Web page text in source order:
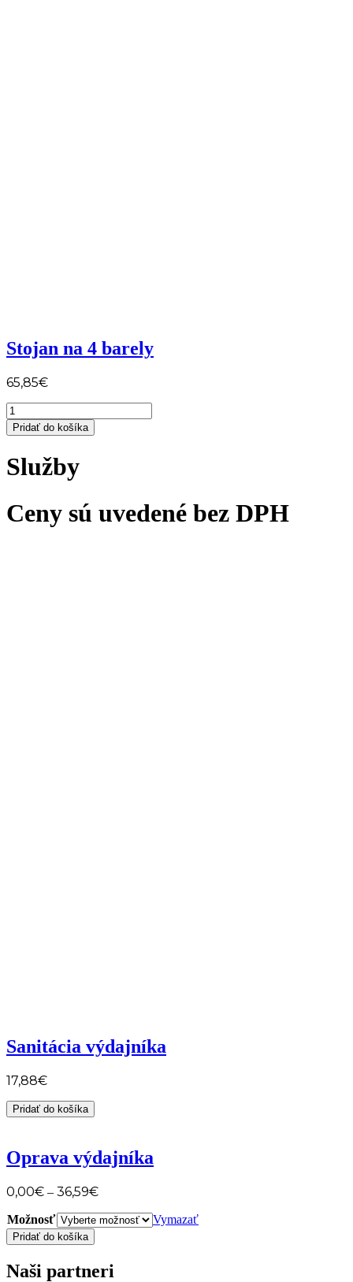
Stojan na 4 barely
65,85€
množstvo
Stojan
na
barely
Pridať do košíka
Služby
Ceny sú uvedené bez DPH
Sanitácia výdajníka
17,88€
množstvo
Sanitácia
Pridať do košíka
Oprava výdajníka
0,00€ – 36,59€
Možnosť
Vymazať
množstvo
Oprava
výdajníka
Pridať do košíka
Naši partneri